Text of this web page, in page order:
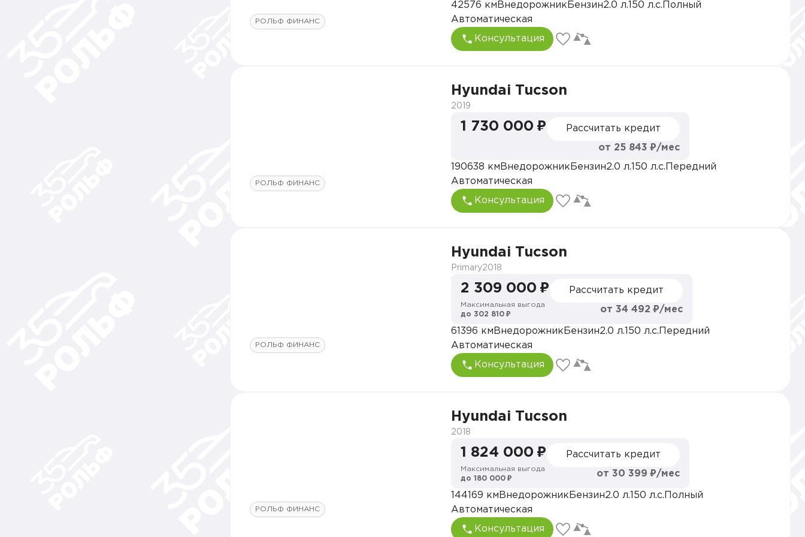
РОЛЬФ ФИНАНС
42576 км Внедорожник Бензин2.0 л. 150 л.с. Полный
Автоматическая
Консультация
РОЛЬФ ФИНАНС
Hyundai Tucson
2019
1 730 000 ₽ Рассчитать кредит
от 25 843 ₽/мес
190638 км Внедорожник Бензин2.0 л. 150 л.с. Передний
Автоматическая
Консультация
РОЛЬФ ФИНАНС
Hyundai Tucson
Primary2018
2 309 000 ₽
Максимальная выгода
до 302 810 ₽
Рассчитать кредит
от 34 492 ₽/мес
61396 км Внедорожник Бензин2.0 л. 150 л.с. Передний
Автоматическая
Консультация
РОЛЬФ ФИНАНС
Hyundai Tucson
2018
1 824 000 ₽
Максимальная выгода
до 180 000 ₽
Рассчитать кредит
от 30 399 ₽/мес
144169 км Внедорожник Бензин2.0 л. 150 л.с. Полный
Автоматическая
Консультация